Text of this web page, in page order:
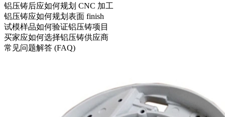
铝压铸后应如何规划 CNC 加工
铝压铸应如何规划表面 finish
试模样品如何验证铝压铸项目
买家应如何选择铝压铸供应商
常见问题解答 (FAQ)